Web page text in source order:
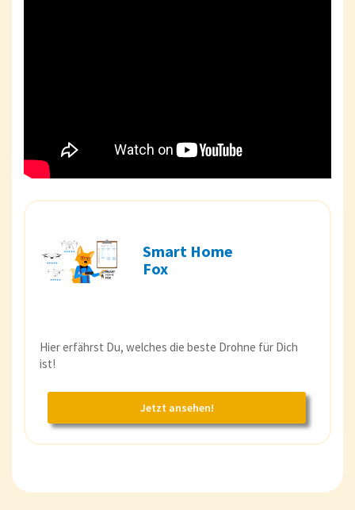
Smart Home
Fox
Hier erfährst Du, welches die beste Drohne für Dich
ist!
Jetzt ansehen!